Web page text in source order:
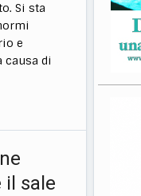
Si sta
e
causa di
il sale